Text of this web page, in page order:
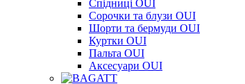
Спідниці OUI
Сорочки та блузи OUI
Шорти та бермуди OUI
Куртки OUI
Пальта OUI
Аксесуари OUI